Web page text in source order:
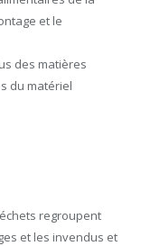
et le
des matières
du matériel
regroupent
et les invendus et